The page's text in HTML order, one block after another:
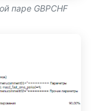
паре GBPCHF